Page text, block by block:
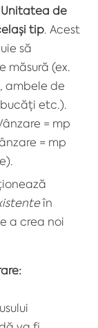
Unitatea de
tip. Acest
să
măsură (ex.
ambele de
etc.).
= mp
= mp
în
a crea noi